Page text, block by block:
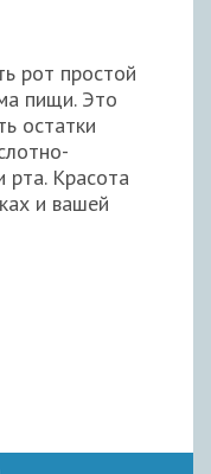
рот простой
пищи. Это
остатки
рта. Красота
и вашей